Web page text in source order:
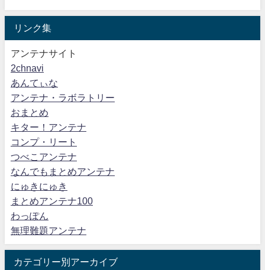
リンク集
アンテナサイト
2chnavi
あんてぃな
アンテナ・ラボラトリー
おまとめ
キター！アンテナ
コンプ・リート
つべこアンテナ
なんでもまとめアンテナ
にゅきにゅき
まとめアンテナ100
わっぽん
無理難題アンテナ
カテゴリー別アーカイブ